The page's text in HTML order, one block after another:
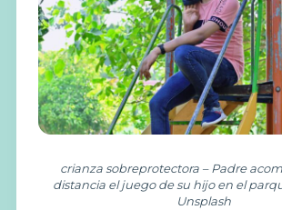
crianza sobreprotectora – Padre
distancia el juego de su hijo en el
Unsplash